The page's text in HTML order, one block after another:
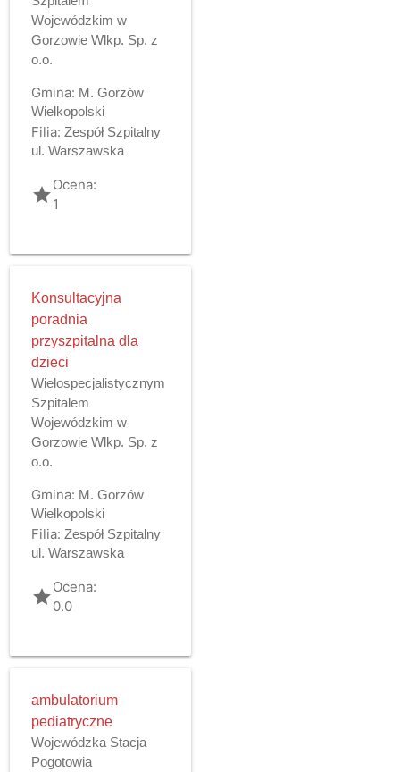
Wojewódzkim w
Gorzowie Wlkp. Sp. z
o.o.
Gmina: M. Gorzów
Wielkopolski
Filia: Zespół Szpitalny
ul. Warszawska
gradeOcena:
1
Konsultacyjna
poradnia
przyszpitalna dla
dzieci
Wielospecjalistycznym
Szpitalem
Wojewódzkim w
Gorzowie Wlkp. Sp. z
o.o.
Gmina: M. Gorzów
Wielkopolski
Filia: Zespół Szpitalny
ul. Warszawska
gradeOcena:
0.0
ambulatorium
pediatryczne
Wojewódzka Stacja
Pogotowia